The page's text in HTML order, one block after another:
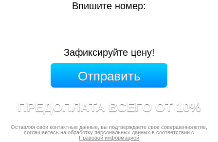
Впишите номер:
Зафиксируйте цену!
ПРЕДОПЛАТА ВСЕГО ОТ 10%
Оставляя свои контактные данные, вы подтверждаете свое совершеннолетие,
соглашаетесь на обработку персональных данных в соответствии с
Правовой информацией